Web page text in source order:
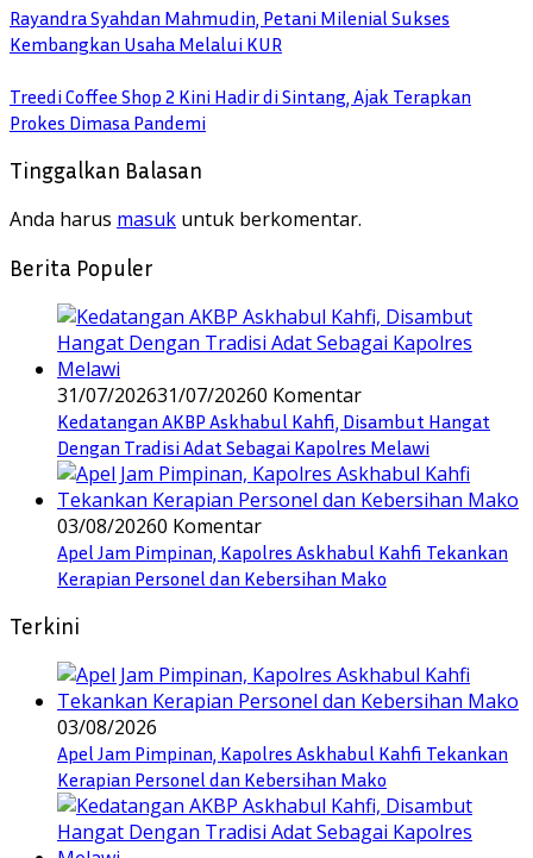
Rayandra Syahdan Mahmudin, Petani Milenial Sukses
Kembangkan Usaha Melalui KUR
Treedi Coffee Shop 2 Kini Hadir di Sintang, Ajak Terapkan
Prokes Dimasa Pandemi
Tinggalkan Balasan
Anda harus masuk untuk berkomentar.
Berita Populer
31/07/202631/07/20260 Komentar
Kedatangan AKBP Askhabul Kahfi, Disambut Hangat
Dengan Tradisi Adat Sebagai Kapolres Melawi
03/08/20260 Komentar
Apel Jam Pimpinan, Kapolres Askhabul Kahfi Tekankan
Kerapian Personel dan Kebersihan Mako
Terkini
03/08/2026
Apel Jam Pimpinan, Kapolres Askhabul Kahfi Tekankan
Kerapian Personel dan Kebersihan Mako